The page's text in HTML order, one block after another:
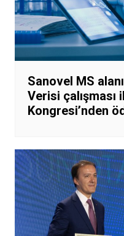
Sanovel MS
Verisi
Kongresi’nden